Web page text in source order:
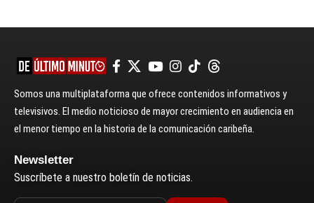
Somos una multiplataforma que ofrece contenidos informativos y
televisivos. El medio noticioso de mayor crecimiento en audiencia en
el menor tiempo en la historia de la comunicación caribeña.
Newsletter
Suscríbete a nuestro boletín de noticias.